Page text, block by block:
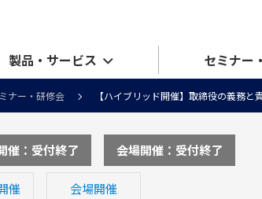
製品・サービス セミナー
ナー・研修会 【ハイブリッド開催】取締役の義務
催：受付終了 会場開催：受付終了
催 会場開催